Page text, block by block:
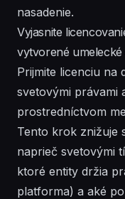
nasadenie.
Vyjasnite
vytvorené umelecké
Prijmite licenciu na
svetovými právami
prostredníctvom
Tento krok znižuje
naprieč svetovými
ktoré entity držia
platforma) a aké